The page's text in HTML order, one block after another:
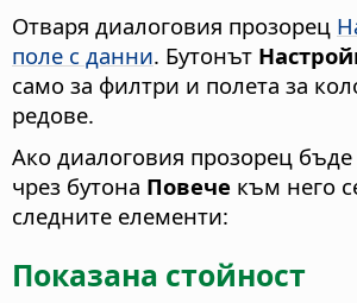
Отваря диалоговия прозорец
поле с данни. Бутонът
само за филтри и полета за
редове.
Ако диалоговия прозорец
чрез бутона Повече към него
следните елементи:
Показана стойност